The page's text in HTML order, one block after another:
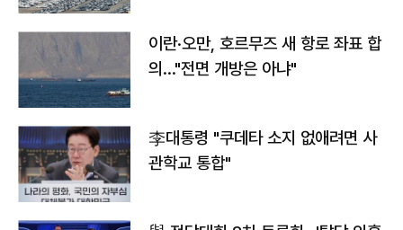
이란·오만, 호르무즈 새 항로 좌표 합
의…"전면 개방은 아냐"
李대통령 "쿠데타 소지 없애려면 사
관학교 통합"